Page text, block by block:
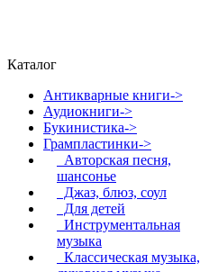
Каталог
Антикварные книги->
Аудиокниги->
Букинистика->
Грампластинки->
Авторская песня,
шансонье
Джаз, блюз, соул
Для детей
Инструментальная
музыка
Классическая музыка,